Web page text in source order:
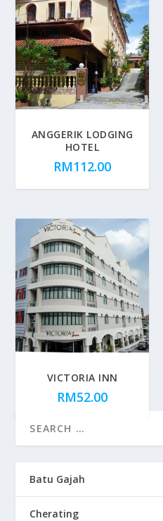
ANGGERIK LODGING
HOTEL
RM112.00
VICTORIA INN
RM52.00
Batu Gajah
Cherating